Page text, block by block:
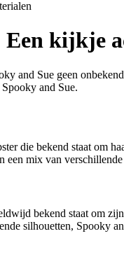
kijkje
and Sue geen
and Sue.
die bekend staat om
mix van
bekend staat om
silhouetten, Spooky